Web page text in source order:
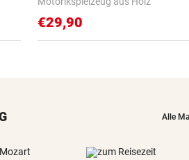
NACH „KRONE“-BERICHT
ORF beruhigt: „Meiste mehr
WAREN ES JÄGER?
€29,90
Alle